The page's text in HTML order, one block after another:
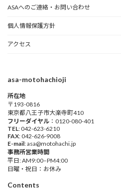
ASAへのご連絡・お問い合わせ
個人情報保護方針
アクセス
asa-motohachioji
所在地
〒193-0816
東京都八王子市大楽寺町410
フリーダイヤル ：0120-080-401
TEL: 042-623-6210
FAX: 042-626-9008
E-mail: asa@motohachi.jp
事務所営業時間
平日: AM9:00–PM4:00
日曜・祝日：お休み
Contents